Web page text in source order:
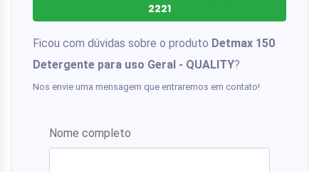
2221
Ficou com dúvidas sobre o produto Detmax 150
Detergente para uso Geral - QUALITY?
Nos envie uma mensagem que entraremos em contato!
Nome completo